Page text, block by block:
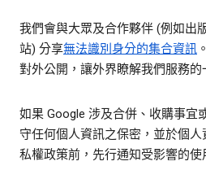
我們會與大眾及合作夥伴 (例如出
站) 分享無法識別身分的集合資訊
對外公開，讓外界瞭解我們服務的
如果 Google 涉及合併、收購事宜
守任何個人資訊之保密，並於個
私權政策前，先行通知受影響的使